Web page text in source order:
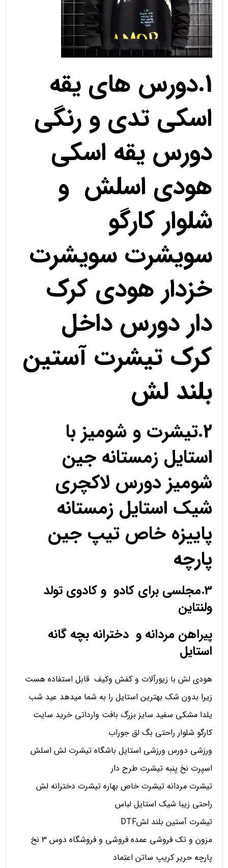
1.دورس های یقه
اسکی تدی و رنگی
دورس یقه اسکی
هودی اسلش و
شلوار کارگو
سویشرت سویشرت
خزدار هودی کرک
دار دورس داخل
کرک تیشرت آستین
بلند لش
2.تیشرت و شومیز با
استایل زمستانه جین
شومیز دورس لاکچری
شیک استایل زمستانه
پاییزه خاص تیپ جین
پارچه
3.مجلسی برای کادو و کادوی تولد
ولنتاین
پیراهن مردانه و دخترانه بچه گانه
استایل
هودی لش با زیورآلات و کفش وکیف قابل استفاده هست
زیرا بدون شک بهترین استایل را به شما میدهد عید شب
یلدا مشکی سفید سایز بزرگ بافت وارداتی خرید سایت
کارگو شلوار راحتی بگ لق جوراب
ورزشی دورس ورزشی استایل باشگاه تیشرت لش اسلش
اسپرت نخ پنبه تیشرت طرح دار
تیشرت مردانه تیشرت خاص بهاره تیشرت دخترانه لش
راحتی زیبا شیک استایل لباس
تیشرت آستین بلند لشDTF
مزون و تک فروشی عمده فروشی و فروشگاه دوس 3 نخ
پارچه حریر کریپ ساتن اعتماد